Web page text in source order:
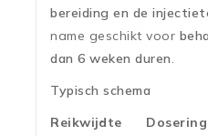
bereiding en de
name geschikt voor
dan 6 weken duren.
Typisch schema
Reikwijdte
Dosering